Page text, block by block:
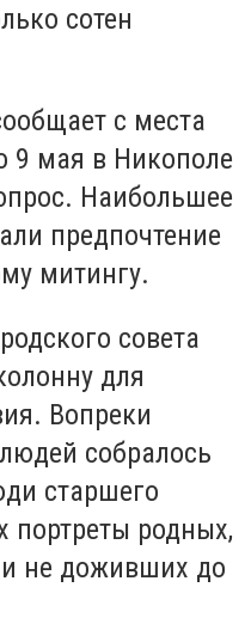
сотен
с места
9 мая в Никополе
Наибольшее
предпочтение
митингу.
совета
для
Вопреки
собралось
старшего
портреты родных,
не доживших до